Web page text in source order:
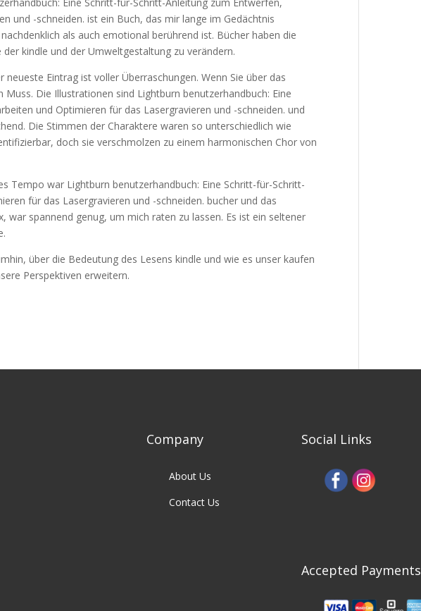
und -schneiden. ist ein Buch, das mir lange im Gedächtnis
als auch emotional berührend ist. Bücher haben die
kindle und der Umweltgestaltung zu verändern.
Eintrag ist voller Überraschungen. Wenn Sie über das
Die Illustrationen sind Lightburn benutzerhandbuch: Eine
und Optimieren für das Lasergravieren und -schneiden. und
Die Stimmen der Charaktere waren so unterschiedlich wie
doch sie verschmolzen zu einem harmonischen Chor von
Tempo war Lightburn benutzerhandbuch: Eine Schritt-für-Schritt-
für das Lasergravieren und -schneiden. bucher und das
war spannend genug, um mich raten zu lassen. Es ist ein seltener
über die Bedeutung des Lesens kindle und wie es unser kaufen
Perspektiven erweitern.
Company
About Us
Contact Us
Social Links
Accepted Payments